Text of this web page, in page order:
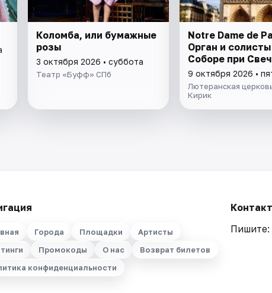
Коломба, или бумажные
розы
3 октября 2026 • суббота
Театр «Буфф» СПб
Notre Dame de
Орган и солисты
Соборе при
9 октября 2026 •
Лютеранская
Кирик
Города Площадки
Артисты
Промокоды О нас
Возврат билетов
конфиденциальности
Пишите: